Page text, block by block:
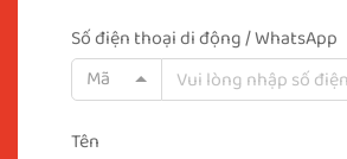
Số điện thoại di động / WhatsApp
Mã
Tên